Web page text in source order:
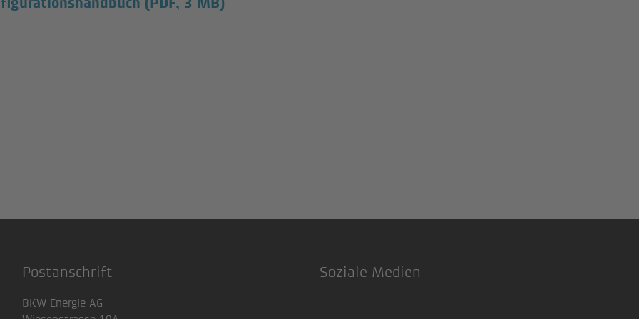
Postanschrift
BKW Energie AG
Soziale Medien